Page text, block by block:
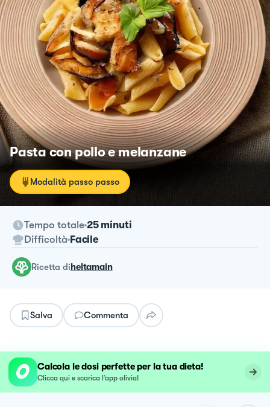
Pasta con pollo e melanzane
Modalità passo passo
Tempo totale 25 minuti
Difficoltà Facile
ricetta diheltamain
Salva Commenta
Calcola le dosi perfette per la tua dieta!
Clicca qui e scarica l’app olivia!